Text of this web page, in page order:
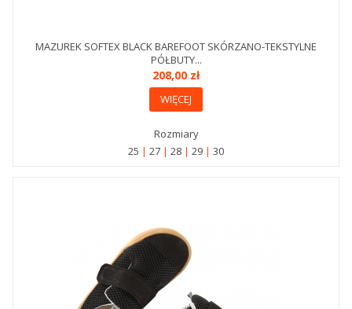
MAZUREK SOFTEX BLACK BAREFOOT SKÓRZANO-TEKSTYLNE
PÓŁBUTY...
208,00 zł
WIĘCEJ
Rozmiary
25
27 28 29 30